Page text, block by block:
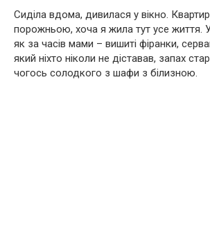
Сиділа вдома, дивилася у вікно.
порожньою, хоча я жила тут усе життя.
як за часів мами – вишиті фіранки,
який ніхто ніколи не діставав, запах
чогось солодкого з шафи з білизною.